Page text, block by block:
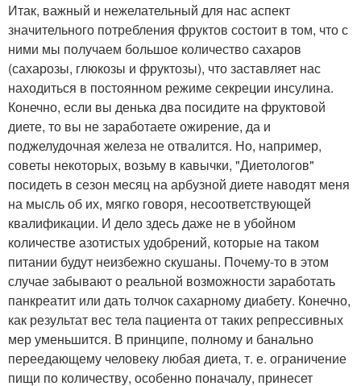
Итак, важный и нежелательный для нас аспект
значительного потребления фруктов состоит в том, что с
ними мы получаем большое количество сахаров
(сахарозы, глюкозы и фруктозы), что заставляет нас
находиться в постоянном режиме секреции инсулина.
Конечно, если вы денька два посидите на фруктовой
диете, то вы не заработаете ожирение, да и
поджелудочная железа не отвалится. Но, например,
советы некоторых, возьму в кавычки, "Диетологов"
посидеть в сезон месяц на арбузной диете наводят меня
на мысль об их, мягко говоря, несоответствующей
квалификации. И дело здесь даже не в убойном
количестве азотистых удобрений, которые на таком
питании будут неизбежно скушаны. Почему-то в этом
случае забывают о реальной возможности заработать
панкреатит или дать толчок сахарному диабету. Конечно,
как результат вес тела пациента от таких репрессивных
мер уменьшится. В принципе, полному и банально
переедающему человеку любая диета, т. е. ограничение
пищи по количеству, особенно поначалу, принесет